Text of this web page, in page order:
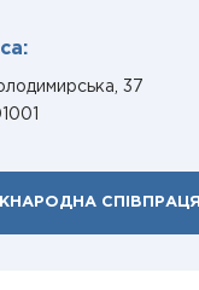
37
СПІВПРАЦЯ